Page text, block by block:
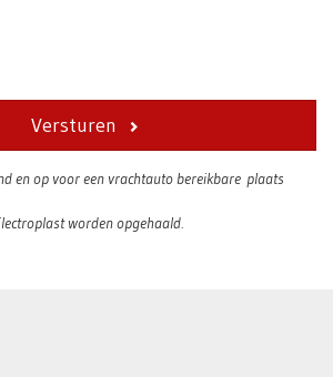
Versturen
en op voor een vrachtauto bereikbare plaats
worden opgehaald.